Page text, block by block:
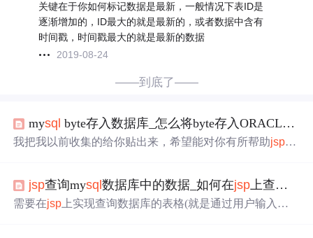
关键在于你如何标记数据是最新，一般情况下表ID是
逐渐增加的，ID最大的就是最新的，或者数据中含有
时间戳，时间戳最大的就是最新的数据
2019-08-24
——到底了——
mysql byte存入数据库_怎么将byte存入ORACLE数据库
我把我以前收集的给你贴出来，希望能对你有所帮助jsp编
con=DriverManager.getConnection("jdbc:odbc:denglu","sa","s
a");Statement stmt=con...
jsp查询mysql数据库中的数据_如何在jsp上查询并显示数据库my
需要在jsp 上实现查询数据库的表格(就是通过用户输入查